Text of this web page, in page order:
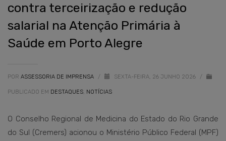
contra terceirização e redução
salarial na Atenção Primária à
Saúde em Porto Alegre
POR ASSESSORIA DE IMPRENSA / SEXTA-FEIRA, 26 JUNHO 2026 /
PUBLICADO EM DESTAQUES, NOTÍCIAS
O Conselho Regional de Medicina do Estado do Rio Grande
do Sul (Cremers) acionou o Ministério Público Federal (MPF)